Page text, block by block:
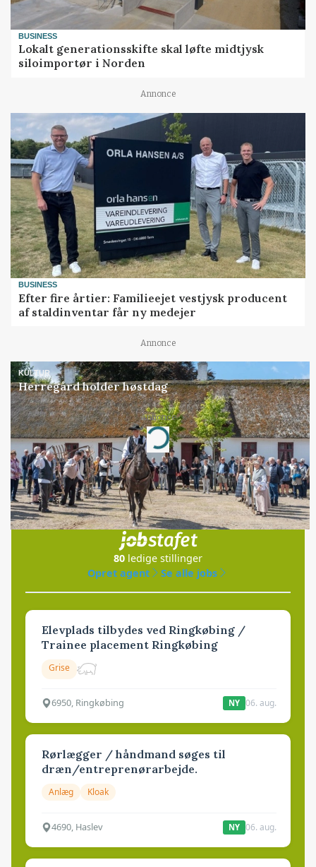
BUSINESS
Lokalt generationsskifte skal løfte midtjysk
siloimportør i Norden
Annonce
BUSINESS
Efter fire årtier: Familieejet vestjysk producent
af staldinventar får ny medejer
Annonce
KULTUR
Herregård holder høstdag
Annonce
Loading...
Jobs
i samarbejde med
80 ledige stillinger
Opret agent
Se alle jobs
Elevplads tilbydes ved Ringkøbing /
Trainee placement Ringkøbing
Grise
6950, Ringkøbing NY 06. aug.
Rørlægger / håndmand søges til
dræn/entreprenørarbejde.
Anlæg Kloak
4690, Haslev NY 06. aug.